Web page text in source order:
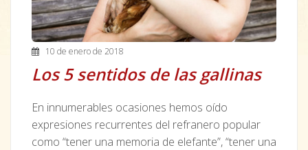
10 de enero de 2018
Los 5 sentidos de las gallinas
En innumerables ocasiones hemos oído
expresiones recurrentes del refranero popular
como “tener una memoria de elefante”, “tener una